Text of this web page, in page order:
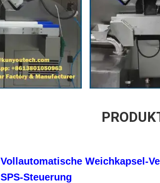
Vollautomatische Weichkapsel-
SPS-Steuerung